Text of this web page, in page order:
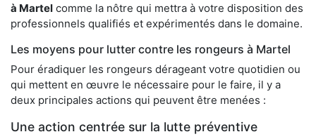
à Martel comme la nôtre qui mettra à votre disposition des
professionnels qualifiés et expérimentés dans le domaine.
Les moyens pour lutter contre les rongeurs à Martel
Pour éradiquer les rongeurs dérageant votre quotidien ou
qui mettent en œuvre le nécessaire pour le faire, il y a
deux principales actions qui peuvent être menées :
Une action centrée sur la lutte préventive